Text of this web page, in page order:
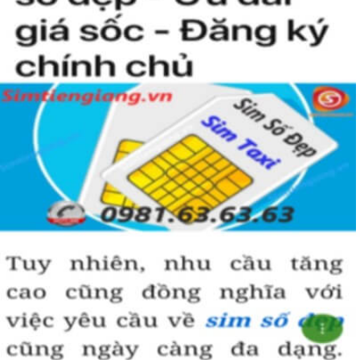
Simtiengiang.vn.
Sim Tiền Giang là đơn vị cung cấp sim số đẹp lục quý 9, sim giá rẻ
uy tín chất lượng.
Chọn mua sim số đẹp thường mất nhiều thời gian ở khoản lựa số,
một số phải vừa đẹp, vừa tốt về phong thủy thì mới là sim hoàn
hảo. Vậy phải làm sao?
- Cách nhanh nhất để chọn mua được sim lục quý 9 là bạn vào
trang chủ của Sim Tiền Giang, chọn mục “Sim giảm giá “ ở ngay
đầu trang chủ. Đây là danh sách sim được đại lý giảm giá vì một số
lý do nên bạn có thể chọn mua được số đẹp lại có giá cực rẻ nữa.
Ngoài ra quý khách chưa ưng ý về sim luc quy 9 có cũng thể tham
khảo thêm Sim Vinaphone,Sim Gmobile, Sim Lục Quý,Sim Năm
Sinh..